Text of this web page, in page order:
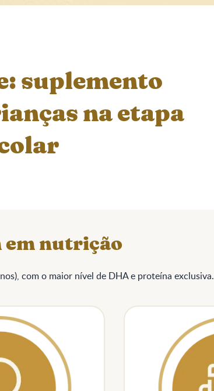
suplemento
na etapa
em nutrição
com o maior nível de DHA e proteína exclusiva.